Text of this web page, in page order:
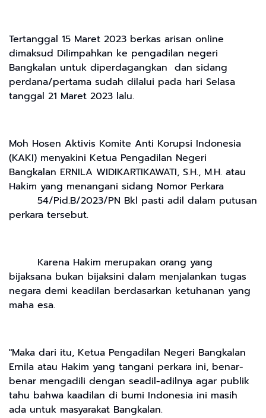
Tertanggal 15 Maret 2023 berkas arisan online
dimaksud Dilimpahkan ke pengadilan negeri
Bangkalan untuk diperdagangkan dan sidang
perdana/pertama sudah dilalui pada hari Selasa
tanggal 21 Maret 2023 lalu.
Moh Hosen Aktivis Komite Anti Korupsi Indonesia
(KAKI) menyakini Ketua Pengadilan Negeri
Bangkalan ERNILA WIDIKARTIKAWATI, S.H., M.H. atau
Hakim yang menangani sidang Nomor Perkara
54/Pid.B/2023/PN Bkl pasti adil dalam putusan
perkara tersebut.
Karena Hakim merupakan orang yang
bijaksana bukan bijaksini dalam menjalankan tugas
negara demi keadilan berdasarkan ketuhanan yang
maha esa.
"Maka dari itu, Ketua Pengadilan Negeri Bangkalan
Ernila atau Hakim yang tangani perkara ini, benar-
benar mengadili dengan seadil-adilnya agar publik
tahu bahwa kaadilan di bumi Indonesia ini masih
ada untuk masyarakat Bangkalan.